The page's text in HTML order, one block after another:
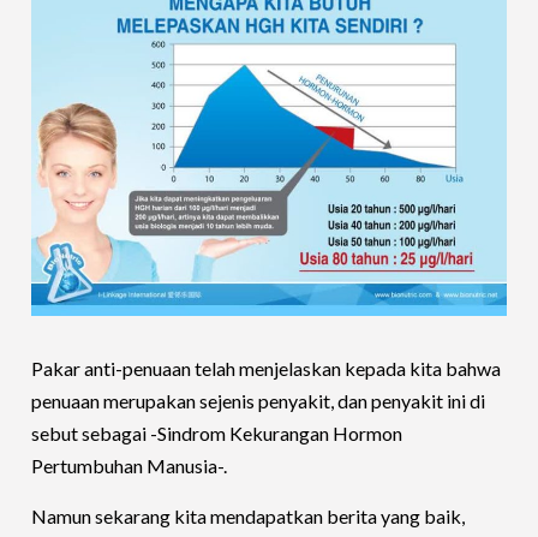
Pakar anti-penuaan telah menjelaskan kepada kita bahwa
penuaan merupakan sejenis penyakit, dan penyakit ini di
sebut sebagai -Sindrom Kekurangan Hormon
Pertumbuhan Manusia-.
Namun sekarang kita mendapatkan berita yang baik,